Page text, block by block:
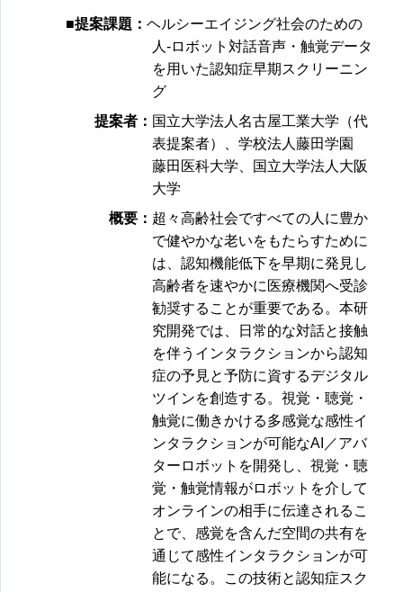
■提案課題：ヘルシーエイジング社会のための
人-ロボット対話音声・触覚データ
を用いた認知症早期スクリーニン
グ
提案者： 国立大学法人名古屋工業大学（代
表提案者）、学校法人藤田学園
藤田医科大学、国立大学法人大阪
大学
概要： 超々高齢社会ですべての人に豊か
で健やかな老いをもたらすために
は、認知機能低下を早期に発見し
高齢者を速やかに医療機関へ受診
勧奨することが重要である。本研
究開発では、日常的な対話と接触
を伴うインタラクションから認知
症の予見と予防に資するデジタル
ツインを創造する。視覚・聴覚・
触覚に働きかける多感覚な感性イ
ンタラクションが可能なAI／アバ
ターロボットを開発し、視覚・聴
覚・触覚情報がロボットを介して
オンラインの相手に伝達されるこ
とで、感覚を含んだ空間の共有を
通じて感性インタラクションが可
能になる。この技術と認知症スク